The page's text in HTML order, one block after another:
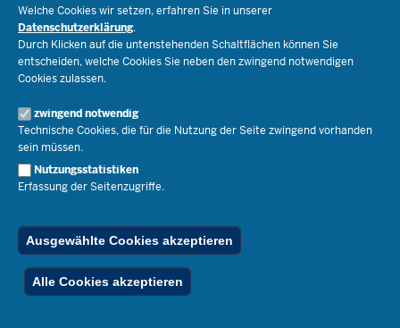
Welche Cookies wir setzen, erfahren Sie in unserer
Datenschutzerklärung.
Durch Klicken auf die untenstehenden Schaltflächen können Sie
entscheiden, welche Cookies Sie neben den zwingend notwendigen
Cookies zulassen.
zwingend notwendig
Technische Cookies, die für die Nutzung der Seite zwingend vorhanden
sein müssen.
Nutzungsstatistiken
Erfassung der Seitenzugriffe.
Ausgewählte Cookies akzeptieren
Alle Cookies akzeptieren
Bibliothek
Veranstaltungen
Geschäftsbereich
Karriere.MSB
Social Media
Pressekontakt
Schule(n) suchen
Kontakt
Der Weg zu uns
Publikationen
RSS-Feed
Ferienordnung
Stellenfinder
Amtsblatt abonnieren
© 2026 Bildungsportal NRW
Below
Footer
Menu
Inhalt Impressum